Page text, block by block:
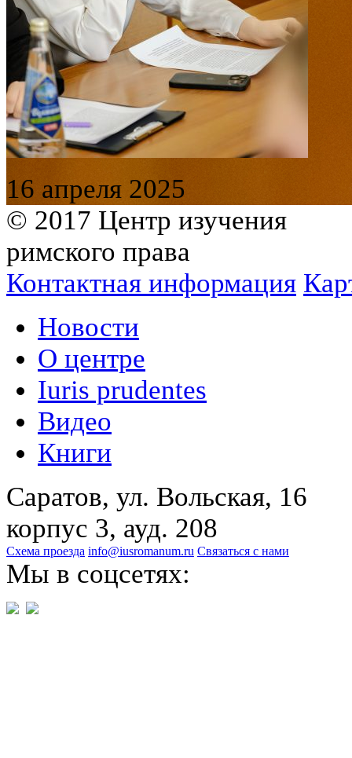
16 апреля 2025
© 2017 Центр изучения
римского права
Контактная информация
Новости
О центре
Iuris prudentes
Видео
Книги
Саратов, ул. Вольская, 16
корпус 3, ауд. 208
Схема проезда info@iusromanum.ru Связаться с нами
Мы в соцсетях: